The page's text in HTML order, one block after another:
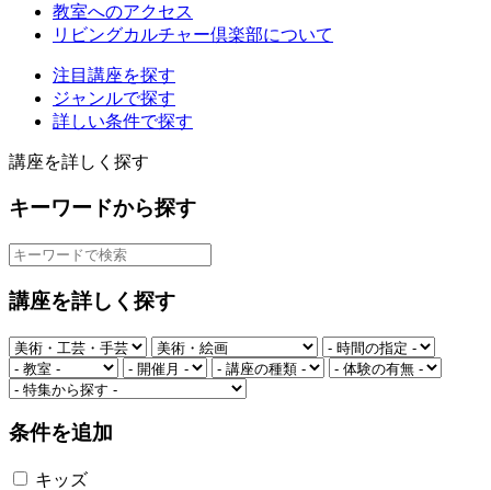
教室へのアクセス
リビングカルチャー倶楽部について
注目講座を探す
ジャンルで探す
詳しい条件で探す
講座を詳しく探す
キーワードから探す
講座を詳しく探す
条件を追加
キッズ